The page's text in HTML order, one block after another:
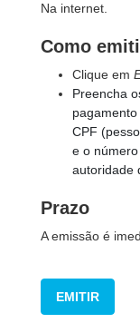
Na internet.
Como
Clique em
Preencha
CPF
e o
autoridade
Prazo
A emissão é
EMITIR